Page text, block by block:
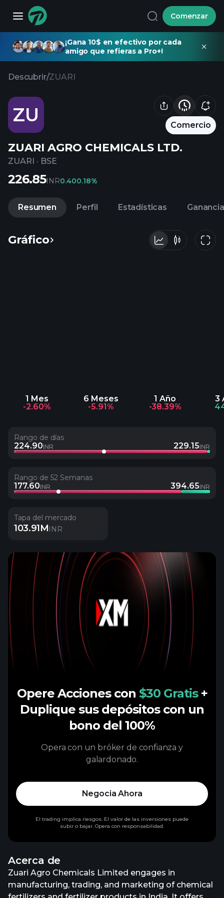
Comenzar
¡Gana 10$ en efectivo por cada
amigo que refieras a Pro+!
Descubrir/ZUARI
ZU Comercio
ZUARI AGRO CHEMICALS LTD.
ZUARI · BSE
226.85INR0.400.18%
Resumen Perfil Estadísticas
Gráfico
1 Mes
-2.60%
6 Meses
-5.91%
1 Año
-38.39%
3
Rango de días
224.90INR 229.15INR
Rango de 52 Semanas
177.60INR 394.65INR
Tapa del mercado
103.91MINR
Acerca de
Zuari Agro Chemicals Limited engages in
manufacturing, trading, and marketing of chemical
Opere Acciones con $30 Gratis +
Duplique sus depósitos con un
bono del 100%
Opera con un bróker de confianza y
galardonado.
Negocia Ahora
El trading implica riesgos. El valor de las inversiones puede
subir o bajar. Opera con responsabilidad.